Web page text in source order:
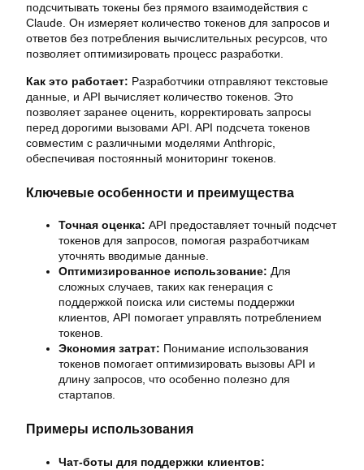
подсчитывать токены без прямого взаимодействия с
Claude. Он измеряет количество токенов для запросов и
ответов без потребления вычислительных ресурсов, что
позволяет оптимизировать процесс разработки.
Как это работает: Разработчики отправляют текстовые
данные, и API вычисляет количество токенов. Это
позволяет заранее оценить, корректировать запросы
перед дорогими вызовами API. API подсчета токенов
совместим с различными моделями Anthropic,
обеспечивая постоянный мониторинг токенов.
Ключевые особенности и преимущества
Точная оценка: API предоставляет точный подсчет
токенов для запросов, помогая разработчикам
уточнять вводимые данные.
Оптимизированное использование: Для
сложных случаев, таких как генерация с
поддержкой поиска или системы поддержки
клиентов, API помогает управлять потреблением
токенов.
Экономия затрат: Понимание использования
токенов помогает оптимизировать вызовы API и
длину запросов, что особенно полезно для
стартапов.
Примеры использования
Чат-боты для поддержки клиентов: